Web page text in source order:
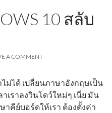
10 สลับ
A COMMENT
ม่ได้ เปลี่ยนภาษาอังกฤษเป็น
เราลงวินโดว์ใหม่ๆ เนี่ย มัน
าคีย์บอร์ดให้เรา ต้องตั้งค่า